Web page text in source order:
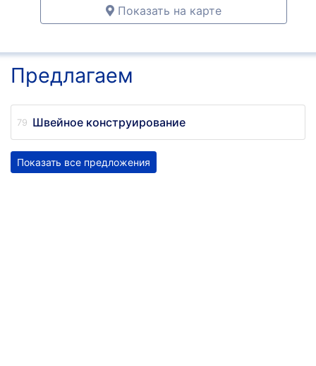
Показать на карте
Предлагаем
Швейное конструирование
Показать все предложения